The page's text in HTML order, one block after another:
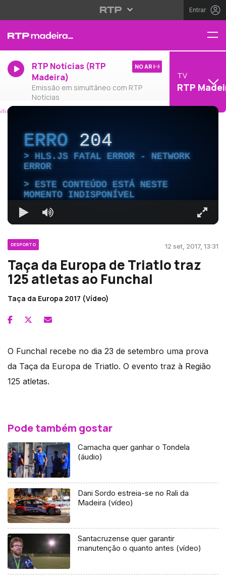
Entrar
RTP Notícias (RTP
Madeira)
Emissão em simultâneo com RTP
Notícias
NO AR
TV
RTP
ERRO204
HLS.JS FATAL ERROR - NETWORK
ERROR
ESTE CONTEÚDO ESTÁ NESTE
MOMENTO INDISPONÍVEL
DESPORTO 12 set, 2017, 13:31
Taça da Europa de Triatlo traz
125 atletas ao Funchal
Taça da Europa 2017 (Vídeo)
O Funchal recebe no dia 23 de setembro uma prova
da Taça da Europa de Triatlo. O evento traz à Região
125 atletas.
Pode também gostar
Camacha quer ganhar o Tondela
(áudio)
Dani Sordo estreia-se no Rali da
Madeira (vídeo)
Santacruzense quer garantir
manutenção o quanto antes (vídeo)